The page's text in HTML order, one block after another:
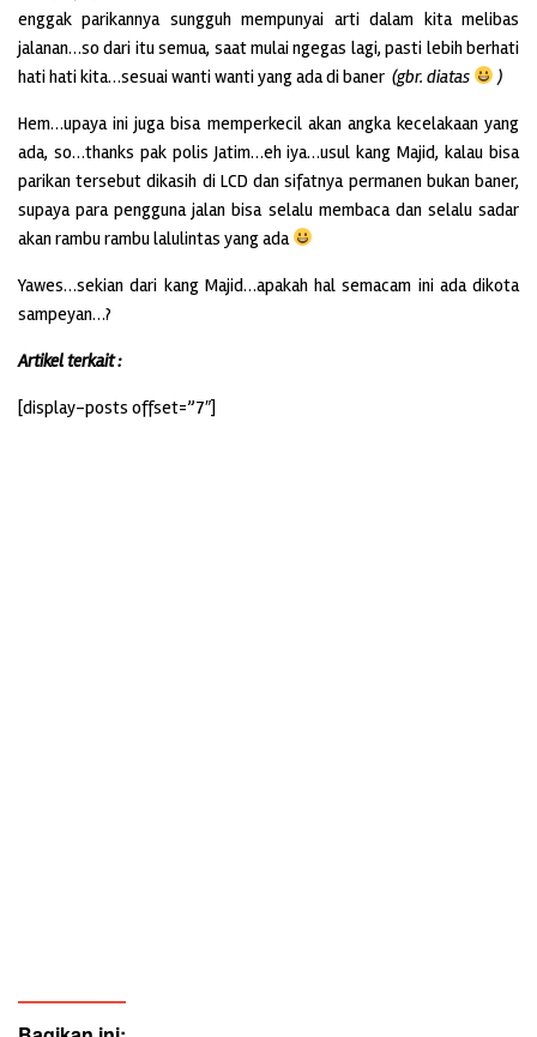
enggak parikannya sungguh mempunyai arti dalam kita melibas
jalanan…so dari itu semua, saat mulai ngegas lagi, pasti lebih berhati
hati hati kita…sesuai wanti wanti yang ada di baner (gbr. diatas )
Hem…upaya ini juga bisa memperkecil akan angka kecelakaan yang
ada, so…thanks pak polis Jatim…eh iya…usul kang Majid, kalau bisa
parikan tersebut dikasih di LCD dan sifatnya permanen bukan baner,
supaya para pengguna jalan bisa selalu membaca dan selalu sadar
akan rambu rambu lalulintas yang ada
Yawes…sekian dari kang Majid…apakah hal semacam ini ada dikota
sampeyan…?
Artikel terkait :
[display-posts offset=”7″]